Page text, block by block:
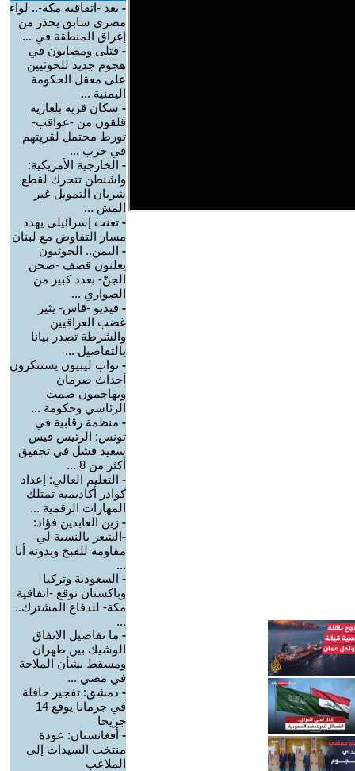
- بعد -اتفاقية مكة-.. لواء
مصري سابق يحذر من
إغراق المنطقة في ...
- قتلى ومصابون في
هجوم جديد للحوثيين
على معقل الحكومة
اليمنية ...
- سكان قرية بلغارية
قلقون من -عواقب-
تورط محتمل لقريتهم
في حرب ...
- الخارجية الأمريكية:
واشنطن تتحرك لقطع
شريان التمويل غير
المش ...
- تعنت إسرائيلي يهدد
مسار التفاوض مع لبنان
- اليمن.. الحوثيون
يعلنون قصف -صحن
الجنّ- بعدد كبير من
الصواري ...
- فيديو -قاس- يثير
غضب العراقيين
والشرطة تصدر بيانا
بالتفاصيل ...
- نواب ليبيون يستنكرون
أحداث صرمان
ويهاجمون صمت
الرئاسي وحكومة ...
- منظمة رقابية في
تونس: الرئيس قيس
سعيد فشل في تحقيق
أكثر من 8 ...
- التعليم العالي: إعداد
كوادر أكاديمية تمتلك
المهارات الرقمية ...
- زين العابدين فؤاد:
-الشعر بالنسبة لي
مقاومة للقبح وبدونه أنا
...
- السعودية وتركيا
وباكستان توقع -اتفاقية
مكة- للدفاع المشترك..
...
- ما تفاصيل الاتفاق
الوشيك بين طهران
ومسقط بشأن الملاحة
في مضي ...
- دمشق: تفجير حافلة
في جرمانا يوقع 14
جريحا
- أفغانستان: عودة
منتخب السيدات إلى
الملاعب